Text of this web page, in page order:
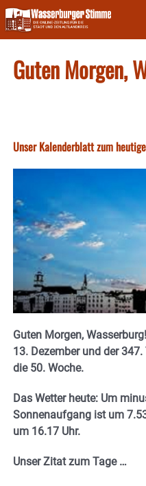
Skip
to
content
Guten Morgen,
Unser Kalenderblatt zum
Guten Morgen,
13. Dezember und der
die 50. Woche.
Das Wetter heute: Um
Sonnenaufgang ist um
um 16.17 Uhr.
Unser Zitat zum Tage …